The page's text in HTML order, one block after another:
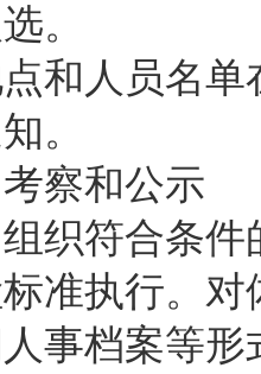
。
和人员名
。
考察和公示
织符合条
准执行。
事档案等